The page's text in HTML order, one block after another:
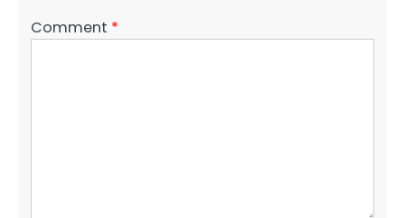
Comment *